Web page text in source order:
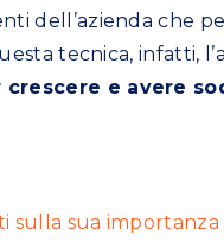
dell’azienda che
tecnica, infatti,
e avere
sulla sua importanza